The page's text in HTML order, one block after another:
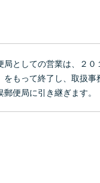
局としての営業は、２０
をもって終了し、取扱事
郵便局に引き継ぎます。